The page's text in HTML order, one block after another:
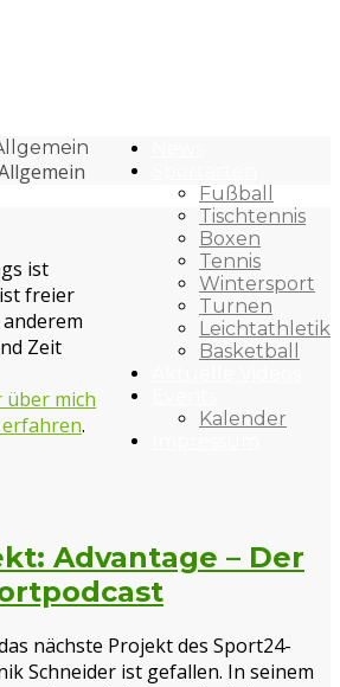
Fußball
Tischtennis
Boxen
Tennis
Wintersport
Turnen
Leichtathletik
Basketball
Kalender
Advantage – Der
nächste Projekt des Sport24-
Schneider ist gefallen. In seinem
ist
freier
Zeit
über mich
.